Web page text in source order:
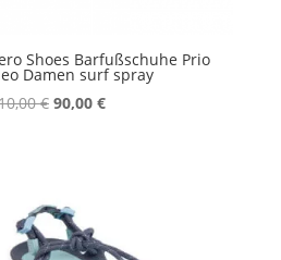
Shoes Barfußschuhe Prio
Damen surf spray
€ Ursprünglicher
90,00 €Aktueller